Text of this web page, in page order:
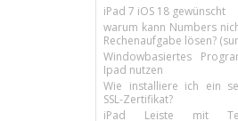
iPad 7 iOS 18 gewünscht
warum kann Numbers
Rechenaufgabe lösen?
Windowbasiertes
Ipad nutzen
Wie installiere ich ein
SSL-Zertifikat?
iPad Leiste mit